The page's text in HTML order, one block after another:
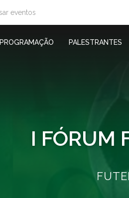
PROGRAMAÇÃO PALESTRANTES
I FÓRUM